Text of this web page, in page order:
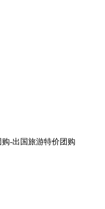
-出国旅游特价团购